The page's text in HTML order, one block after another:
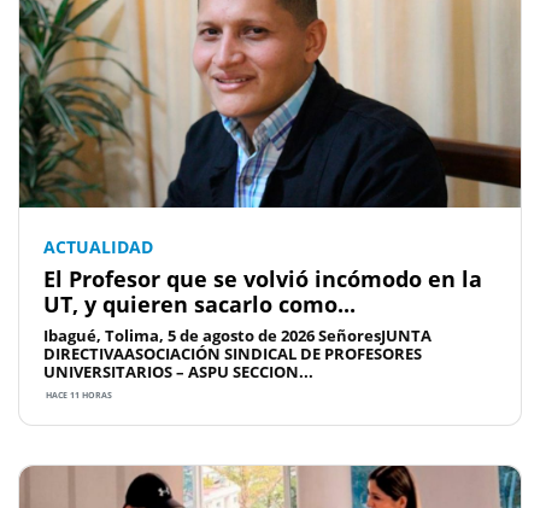
ACTUALIDAD
El Profesor que se volvió incómodo en la
UT, y quieren sacarlo como...
Ibagué, Tolima, 5 de agosto de 2026 SeñoresJUNTA
DIRECTIVAASOCIACIÓN SINDICAL DE PROFESORES
UNIVERSITARIOS – ASPU SECCION...
HACE 11 HORAS